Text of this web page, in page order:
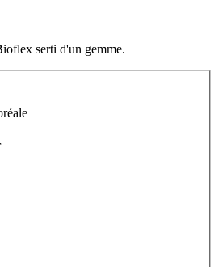
serti d'un gemme.